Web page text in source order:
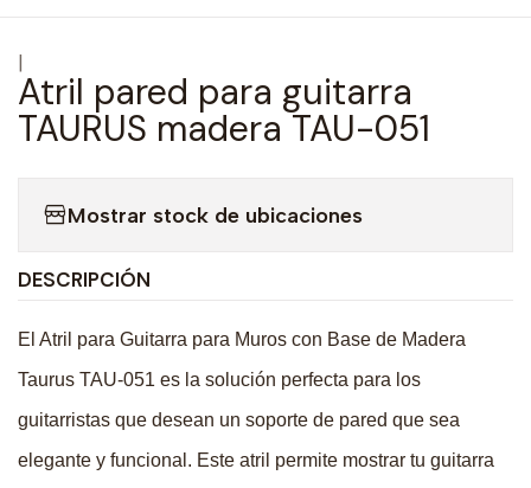
|
Atril pared para guitarra
TAURUS madera TAU-051
Mostrar stock de ubicaciones
DESCRIPCIÓN
El Atril para Guitarra para Muros con Base de Madera
Taurus TAU-051 es la solución perfecta para los
guitarristas que desean un soporte de pared que sea
elegante y funcional. Este atril permite mostrar tu guitarra